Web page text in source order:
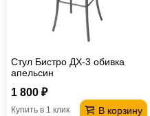
Стул Бистро ДХ-3 обивка
апельсин
1 800 ₽
В корзину
Купить в 1 клик